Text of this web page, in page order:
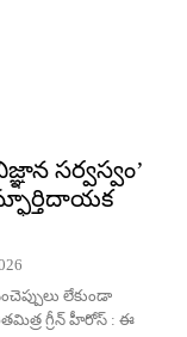
సర్వస్వం’
లేకుండా
గ్రీన్​ హీరోస్​ : ఈ